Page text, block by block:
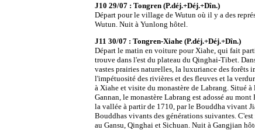
J10 29/07 : Tongren (P.déj.+Déj.+Dîn.)
Départ pour le village de Wutun où il y a des
Wutun. Nuit à Yunlong hôtel.
J11 30/07 : Tongren-Xiahe (P.déj.+Déj.+Dîn.)
Départ le matin en voiture pour Xiahe, qui fait
trouve dans l'est du plateau du Qinghai-Tibet.
vastes prairies naturelles, la luxuriance des forêts
l'impétuosité des rivières et des fleuves et la
à Xiahe et visite du monastère de Labrang. Situé
Gannan, le monastère Labrang est adossé au
la vallée à partir de 1710, par le Bouddha vivant
Bouddhas vivants des générations suivantes.
au Gansu, Qinghai et Sichuan. Nuit à Gangjian